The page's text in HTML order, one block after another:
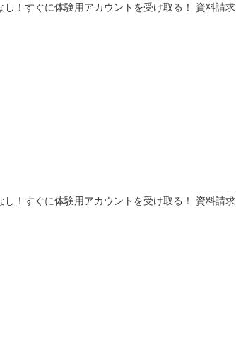
！すぐに体験用アカウントを受け取る！ 資料請
！すぐに体験用アカウントを受け取る！ 資料請